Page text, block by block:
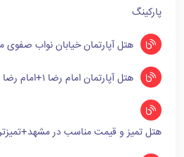
پارکینگ
هتل آپارتمان خیابان نواب
هتل آپارتمان امام رضا ۱+امام رضا 2+3+5+8+18
هتل تمیز و قیمت مناسب در مشهد+تمیزترین